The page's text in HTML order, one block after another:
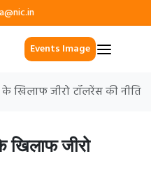
Events Image
के खिलाफ जीरो टॉलरेंस की नीति
खिलाफ जीरो